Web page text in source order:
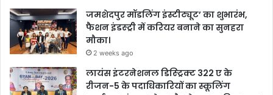
जमशेदपुर मॉडलिंग इंस्टीट्यूट’ का शुभारंभ,
फैशन इंडस्ट्री में करियर बनाने का सुनहरा
मौका।
2 weeks ago
लायंस इंटरनेशनल डिस्ट्रिक्ट 322 ए के
रीजन-5 के पदाधिकारियों का स्कूलिंग